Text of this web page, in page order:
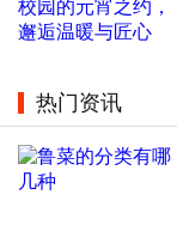
热门资讯